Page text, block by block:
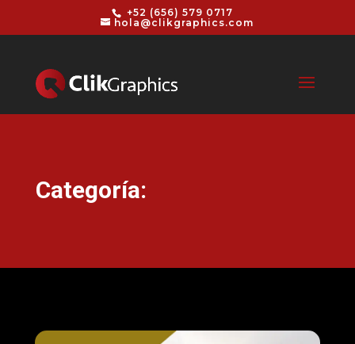
+52 (656) 579 0717
hola@clikgraphics.com
Categoría: